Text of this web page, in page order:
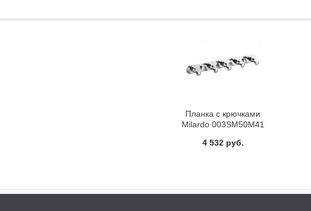
Планка с крючками
Milardo 003SM50M41
4 532 руб.